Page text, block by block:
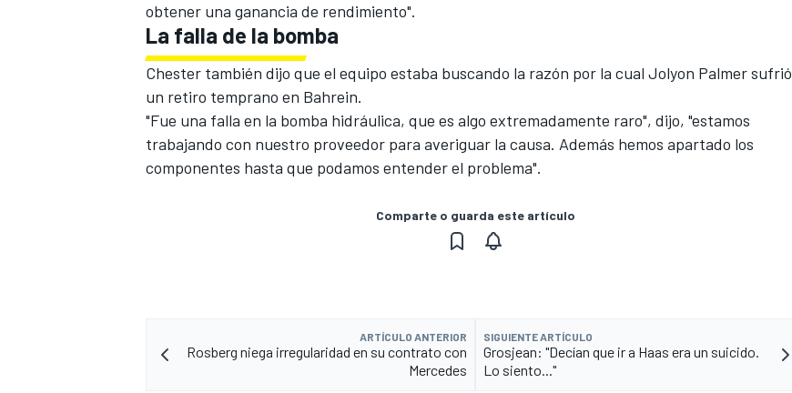
MÁS CATEGORÍAS
obtener una ganancia de rendimiento".
La falla de la bomba
Chester también dijo que el equipo estaba buscando la razón por la cual Jolyon Palmer sufrió
un retiro temprano en Bahrein.
"Fue una falla en la bomba hidráulica, que es algo extremadamente raro", dijo, "estamos
trabajando con nuestro proveedor para averiguar la causa. Además hemos apartado los
componentes hasta que podamos entender el problema".
Comparte o guarda este artículo
ARTÍCULO ANTERIOR
Rosberg niega irregularidad en su contrato con
Mercedes
SIGUIENTE ARTÍCULO
Grosjean: "Decían que ir a Haas era un suicido.
Lo siento..."